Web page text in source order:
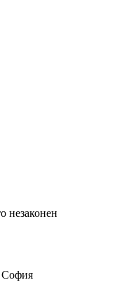
незаконен
София